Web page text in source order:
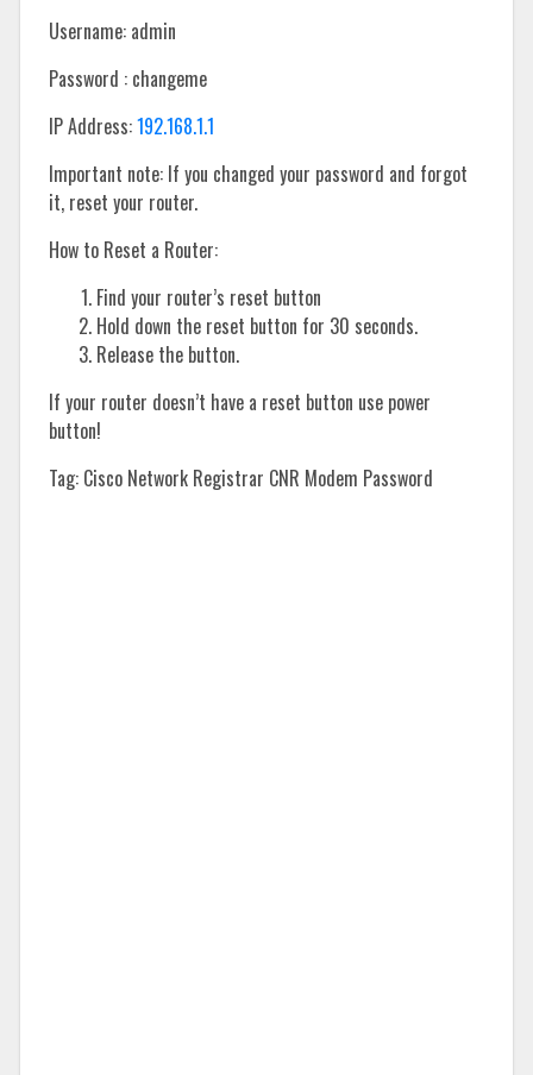
Username: admin
Password : changeme
IP Address:192.168.1.1
Important note: If you changed your password and forgot
it, reset your router.
How to Reset a Router:
Find your router’s reset button
Hold down the reset button for 30 seconds.
Release the button.
If your router doesn’t have a reset button use power
button!
Tag: Cisco Network Registrar CNR Modem Password